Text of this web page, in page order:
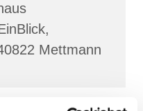
Mettmann